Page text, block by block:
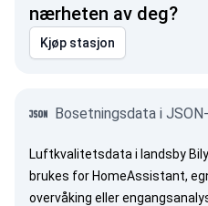
nærheten av deg?
Kjøp stasjon
Bosetningsdata i
Luftkvalitetsdata i landsby
brukes for HomeAssistant,
overvåking eller